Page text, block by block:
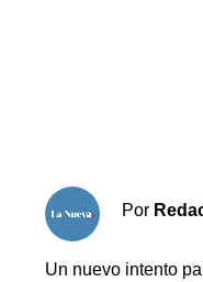
Por
Un nuevo intento